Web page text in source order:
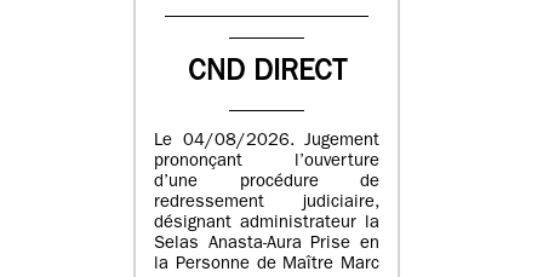
CND DIRECT
Le 04/08/2026. Jugement
prononçant l’ouverture
d’une procédure de
redressement judiciaire,
désignant administrateur la
Selas Anasta-Aura Prise en
la Personne de Maître Marc